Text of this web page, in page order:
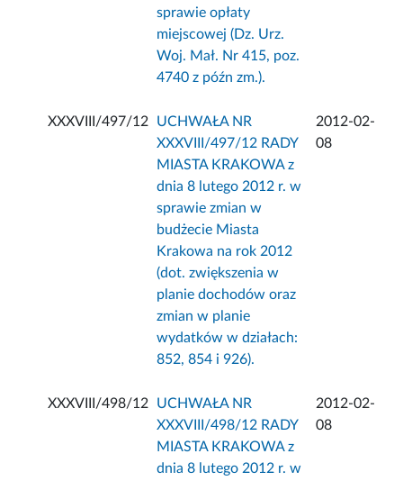
sprawie opłaty
miejscowej (Dz. Urz.
Woj. Mał. Nr 415, poz.
4740 z późn zm.).
XXXVIII/497/12
UCHWAŁA NR
XXXVIII/497/12 RADY
MIASTA KRAKOWA z
dnia 8 lutego 2012 r. w
sprawie zmian w
budżecie Miasta
Krakowa na rok 2012
(dot. zwiększenia w
planie dochodów oraz
zmian w planie
wydatków w działach:
852, 854 i 926).
2012-02-
08
XXXVIII/498/12
UCHWAŁA NR
XXXVIII/498/12 RADY
MIASTA KRAKOWA z
dnia 8 lutego 2012 r. w
2012-02-
08